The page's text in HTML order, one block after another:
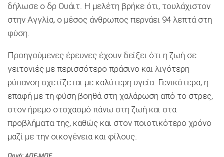
δήλωσε ο δρ Ουάιτ. Η μελέτη βρήκε ότι, τουλάχιστον
στην Αγγλία, ο μέσος άνθρωπος περνάει 94 λεπτά στη
φύση.
Προηγούμενες έρευνες έχουν δείξει ότι η ζωή σε
γειτονιές με περισσότερο πράσινο και λιγότερη
ρύπανση σχετίζεται με καλύτερη υγεία. Γενικότερα, η
επαφή με τη φύση βοηθά στη χαλάρωση από το στρες,
στον ήρεμο στοχασμό πάνω στη ζωή και στα
προβλήματα της, καθώς και στον ποιοτικότερο χρόνο
μαζί με την οικογένεια και φίλους.